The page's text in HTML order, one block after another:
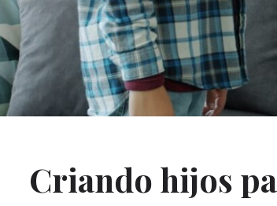
Criando hijos